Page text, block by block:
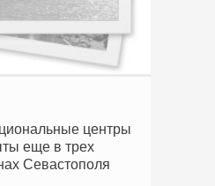
центры
еще в трех
Севастополя